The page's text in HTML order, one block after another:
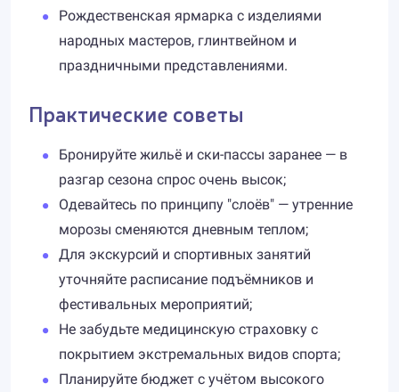
Рождественская ярмарка с изделиями
народных мастеров, глинтвейном и
праздничными представлениями.
Практические советы
Бронируйте жильё и ски-пассы заранее — в
разгар сезона спрос очень высок;
Одевайтесь по принципу "слоёв" — утренние
морозы сменяются дневным теплом;
Для экскурсий и спортивных занятий
уточняйте расписание подъёмников и
фестивальных мероприятий;
Не забудьте медицинскую страховку с
покрытием экстремальных видов спорта;
Планируйте бюджет с учётом высокого